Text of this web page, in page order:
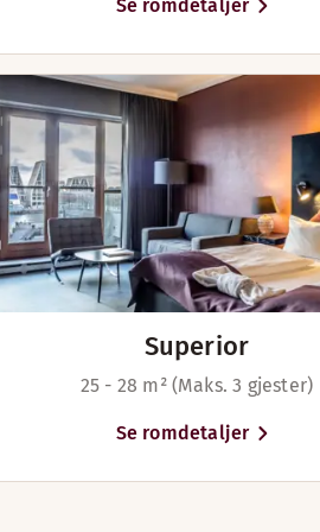
Se romdetaljer
Superior
25 - 28 m² (Maks. 3 gjester)
Se romdetaljer